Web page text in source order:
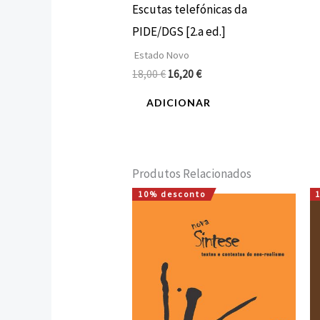
Escutas telefónicas da
PIDE/DGS [2.a ed.]
Estado Novo
18,00€16,20€
ADICIONAR
Produtos Relacionados
10% desconto
O
original
13,00 €.
O
atual
é:
11,70 €.